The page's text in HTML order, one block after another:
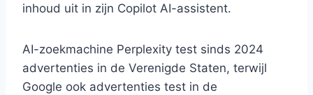
inhoud uit in zijn Copilot AI-assistent.
AI-zoekmachine Perplexity test sinds 2024
advertenties in de Verenigde Staten, terwijl
Google ook advertenties test in de